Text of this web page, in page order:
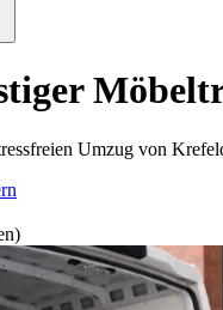
Umzug von